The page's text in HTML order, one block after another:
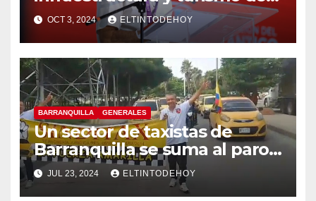
Atlántico? Gobernador
responde
OCT 3, 2024 ELTINTODEHOY
BARRANQUILLA GENERALES
Un sector de taxistas de
Barranquilla se suma al paro
nacional
JUL 23, 2024 ELTINTODEHOY